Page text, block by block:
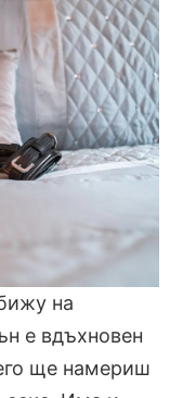
на
е вдъхновен
ще намериш